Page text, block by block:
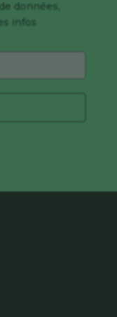
données,
infos